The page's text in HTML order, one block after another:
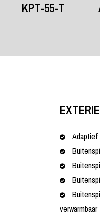
KPT-55-T
verwarmbaar